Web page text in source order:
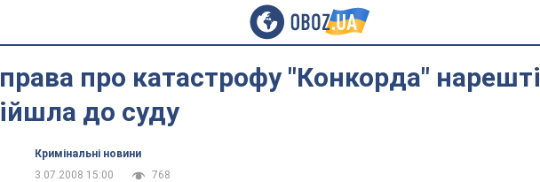
про катастрофу "Конкорда" нарешті
до суду
Кримінальні новини
3.07.2008 15:00
768